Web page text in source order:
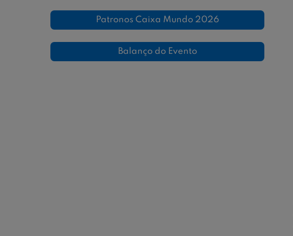
Patronos Caixa Mundo 2026
Balanço do Evento